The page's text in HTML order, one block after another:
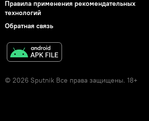
Правила применения рекомендательных
технологий
Обратная связь
© 2026 Sputnik Все права защищены. 18+